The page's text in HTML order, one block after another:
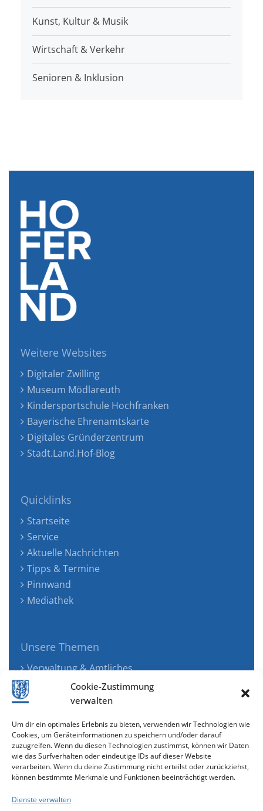
Cookie-Zustimmung
verwalten
Um dir ein optimales Erlebnis zu bieten, verwenden wir Technologien wie
Cookies, um Geräteinformationen zu speichern und/oder darauf
zuzugreifen. Wenn du diesen Technologien zustimmst, können wir Daten
wie das Surfverhalten oder eindeutige IDs auf dieser Website
verarbeiten. Wenn du deine Zustimmung nicht erteilst oder zurückziehst,
können bestimmte Merkmale und Funktionen beeinträchtigt werden.
Dienste verwalten
Kunst, Kultur & Musik
Wirtschaft & Verkehr
Senioren & Inklusion
Weitere Websites
Digitaler Zwilling
Museum Mödlareuth
Kindersportschule Hochfranken
Bayerische Ehrenamtskarte
Digitales Gründerzentrum
Stadt.Land.Hof-Blog
Quicklinks
Startseite
Service
Aktuelle Nachrichten
Tipps & Termine
Pinnwand
Mediathek
Unsere Themen
Verwaltung & Amtliches
Jugend, Familie & Gesundheit
Tourismus, Freizeit & Ökologie
Wirtschaft & Verkehr
Senioren & Inklusion